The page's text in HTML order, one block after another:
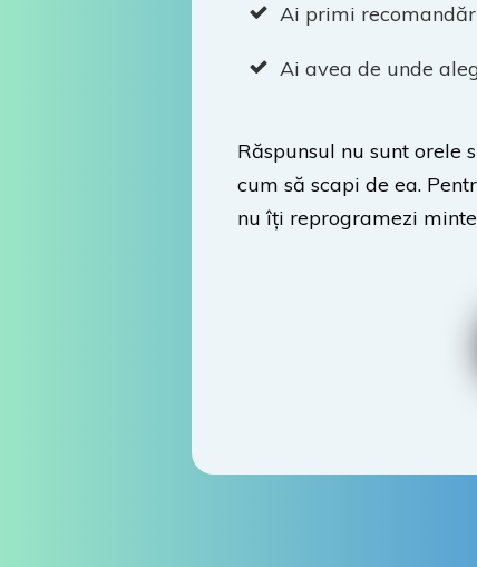
Ai primi
Ai avea de unde
Răspunsul nu sunt orele
cum să scapi de ea.
nu îți reprogramezi